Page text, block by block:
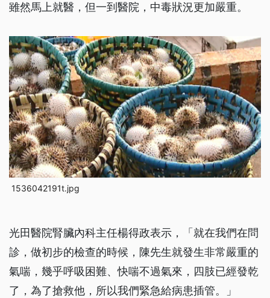
雖然馬上就醫，但一到醫院，中毒狀況更加嚴重。
1536042191t.jpg
光田醫院腎臟內科主任楊得政表示，「就在我們在問
診，做初步的檢查的時候，陳先生就發生非常嚴重的
氣喘，幾乎呼吸困難、快喘不過氣來，四肢已經發乾
了，為了搶救他，所以我們緊急給病患插管。」